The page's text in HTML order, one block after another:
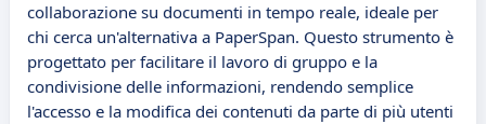
collaborazione su documenti in tempo reale, ideale per
chi cerca un'alternativa a PaperSpan. Questo strumento è
progettato per facilitare il lavoro di gruppo e la
condivisione delle informazioni, rendendo semplice
l'accesso e la modifica dei contenuti da parte di più utenti